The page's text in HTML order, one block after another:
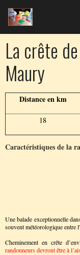
La crête
Maury
Distance en km
Caractéristiques de la
18
Une balade exceptionnelle
souvent météorologique
Cheminement en crête
randonneurs devront être à